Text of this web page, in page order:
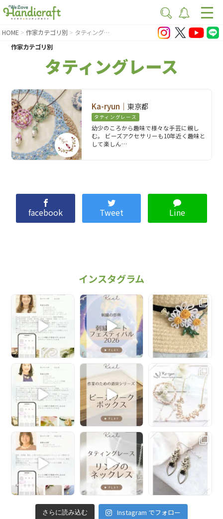
HOME 作家カテゴリ別
タティングレース
作家カテゴリ別
タティングレース
Ka-ryun｜ 東京都
タティングレース
幼少のころから趣味で様々な手芸に親し
む。 ビーズアクセサリーも10年近く趣味と
して楽しん…
facebook Tweet Line
インスタグラム
さらに読み込む Instagram でフォロー